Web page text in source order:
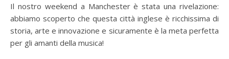
Il nostro weekend a Manchester è stata una rivelazione:
abbiamo scoperto che questa città inglese è ricchissima di
storia, arte e innovazione e sicuramente è la meta perfetta
per gli amanti della musica!